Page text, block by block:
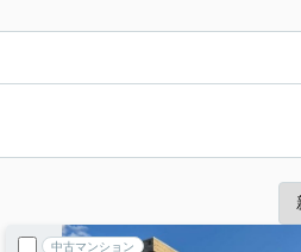
中古マンション